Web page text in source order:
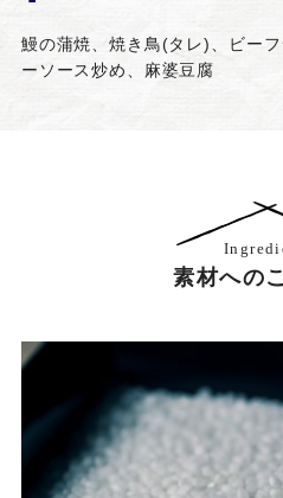
鰻の蒲焼、焼き鳥(タレ)、ビー
ーソース炒め、麻婆豆腐
素材への